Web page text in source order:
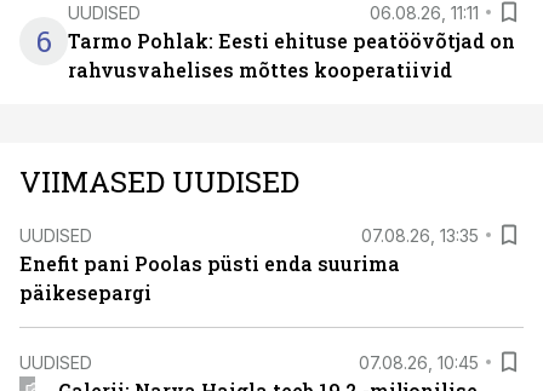
6
UUDISED 06.08.26, 11:11
Tarmo Pohlak: Eesti ehituse peatöövõtjad on
rahvusvahelises mõttes kooperatiivid
VIIMASED UUDISED
UUDISED 07.08.26, 13:35
Enefit pani Poolas püsti enda suurima
päikesepargi
UUDISED 07.08.26, 10:45